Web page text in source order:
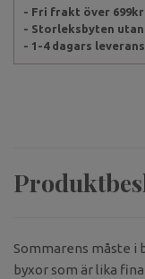
- Fri frakt över 699kr
- Storleksbyten
- 1-4 dagars leverans
Sommarens måste i
byxor som är lika